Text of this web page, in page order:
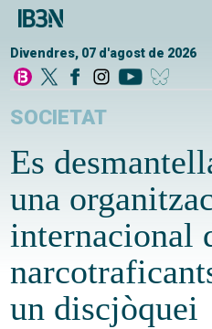
Divendres, 07 d'agost de 2026
SOCIETAT
Es
una
internacional
un discjòquei